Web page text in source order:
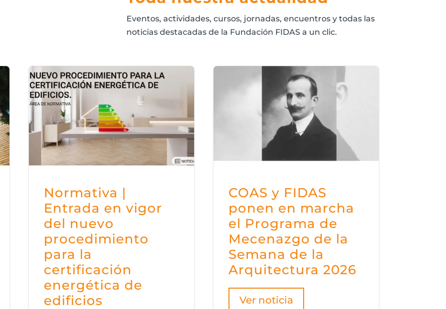
Eventos, actividades, cursos, jornadas, encuentros y todas las
noticias destacadas de la Fundación FIDAS a un clic.
Normativa |
Entrada en vigor
del nuevo
procedimiento
para la
certificación
energética de
edificios
COAS y FIDAS
ponen en marcha
el Programa de
Mecenazgo de la
Semana de la
Arquitectura 2026
Ver noticia